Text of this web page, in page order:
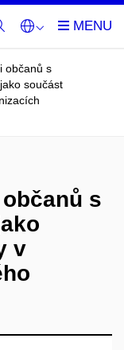
občanů s
součást
s
v